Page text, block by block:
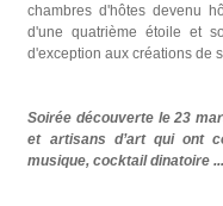
chambres d'hôtes devenu
d'une quatrième étoile et
d'exception aux créations de
Soirée découverte le 23
et artisans d’art qui ont
musique, cocktail dinatoire ...